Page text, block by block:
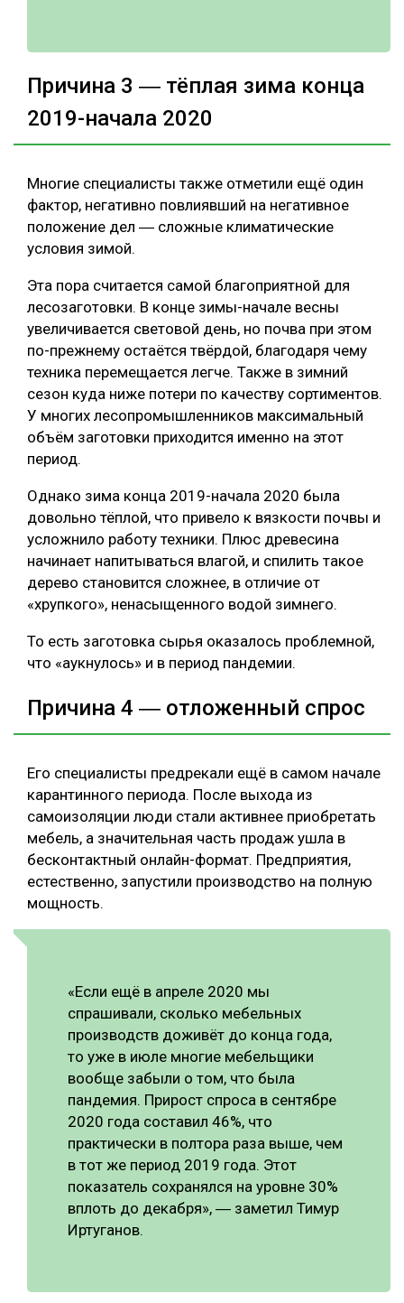
Причина 3 ― тёплая зима конца
2019-начала 2020
Многие специалисты также отметили ещё один
фактор, негативно повлиявший на негативное
положение дел ― сложные климатические
условия зимой.
Эта пора считается самой благоприятной для
лесозаготовки. В конце зимы-начале весны
увеличивается световой день, но почва при этом
по-прежнему остаётся твёрдой, благодаря чему
техника перемещается легче. Также в зимний
сезон куда ниже потери по качеству сортиментов.
У многих лесопромышленников максимальный
объём заготовки приходится именно на этот
период.
Однако зима конца 2019-начала 2020 была
довольно тёплой, что привело к вязкости почвы и
усложнило работу техники. Плюс древесина
начинает напитываться влагой, и спилить такое
дерево становится сложнее, в отличие от
«хрупкого», ненасыщенного водой зимнего.
То есть заготовка сырья оказалось проблемной,
что «аукнулось» и в период пандемии.
Причина 4 ― отложенный спрос
Его специалисты предрекали ещё в самом начале
карантинного периода. После выхода из
самоизоляции люди стали активнее приобретать
мебель, а значительная часть продаж ушла в
бесконтактный онлайн-формат. Предприятия,
естественно, запустили производство на полную
мощность.
«Если ещё в апреле 2020 мы
спрашивали, сколько мебельных
производств доживёт до конца года,
то уже в июле многие мебельщики
вообще забыли о том, что была
пандемия. Прирост спроса в сентябре
2020 года составил 46%, что
практически в полтора раза выше, чем
в тот же период 2019 года. Этот
показатель сохранялся на уровне 30%
вплоть до декабря», ― заметил Тимур
Иртуганов.